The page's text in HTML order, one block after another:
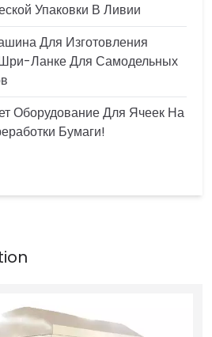
Упаковки В Ливии
Для Изготовления
Ланке Для Самодельных
Оборудование Для Ячеек На
Бумаги!